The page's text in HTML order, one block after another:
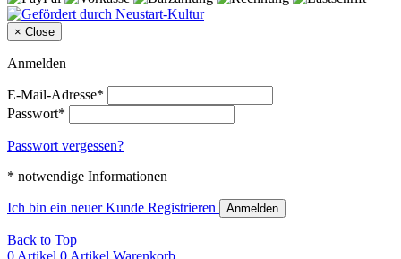
× Close
Anmelden
E-Mail-Adresse*
Passwort*
Passwort vergessen?
* notwendige Informationen
Ich bin ein neuer Kunde Registrieren Anmelden
Back to Top
0 Artikel 0 Artikel Warenkorb